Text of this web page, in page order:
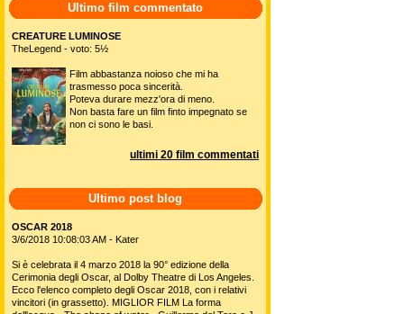
Ultimo film commentato
CREATURE LUMINOSE
TheLegend - voto: 5½
Film abbastanza noioso che mi ha
trasmesso poca sincerità.
Poteva durare mezz'ora di meno.
Non basta fare un film finto impegnato se
non ci sono le basi.
ultimi 20 film commentati
Ultimo post blog
OSCAR 2018
3/6/2018 10:08:03 AM - Kater
Si è celebrata il 4 marzo 2018 la 90° edizione della
Cerimonia degli Oscar, al Dolby Theatre di Los Angeles.
Ecco l'elenco completo degli Oscar 2018, con i relativi
vincitori (in grassetto). MIGLIOR FILM La forma